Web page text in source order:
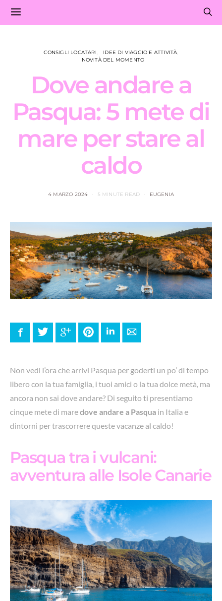
CONSIGLI LOCATARI
IDEE DI VIAGGIO E ATTIVITÀ
NOVITÀ DEL MOMENTO
Dove andare a
Pasqua: 5 mete di
mare per stare al
caldo
4 MARZO 2024 5 MINUTE READ EUGENIA
FacebookTwitter Google+ PinterestLinkedInE-mail
Non vedi l’ora che arrivi Pasqua per goderti un po’ di tempo
libero con la tua famiglia, i tuoi amici o la tua dolce metà, ma
ancora non sai dove andare? Di seguito ti presentiamo
cinque mete di maredove andare a Pasqua in Italia e
dintorni per trascorrere queste vacanze al caldo!
Pasqua tra i vulcani:
avventura alle Isole Canarie